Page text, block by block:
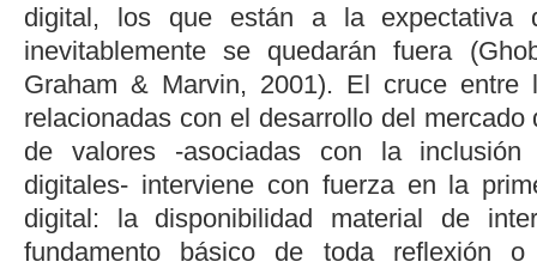
digital, los que están a la expectativa
inevitablemente se quedarán fuera (
Graham & Marvin, 2001). El cruce entre
relacionadas con el desarrollo del
de valores -asociadas con la
digitales- interviene con fuerza en la
digital: la disponibilidad material de
fundamento básico de toda reflexión